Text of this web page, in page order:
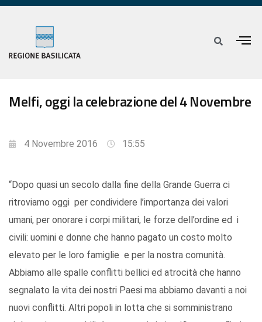
Melfi, oggi la celebrazione del 4 Novembre
4 Novembre 2016 15:55
“Dopo quasi un secolo dalla fine della Grande Guerra ci
ritroviamo oggi per condividere l’importanza dei valori
umani, per onorare i corpi militari, le forze dell’ordine ed i
civili: uomini e donne che hanno pagato un costo molto
elevato per le loro famiglie e per la nostra comunità.
Abbiamo alle spalle conflitti bellici ed atrocità che hanno
segnalato la vita dei nostri Paesi ma abbiamo davanti a noi
nuovi conflitti. Altri popoli in lotta che si somministrano